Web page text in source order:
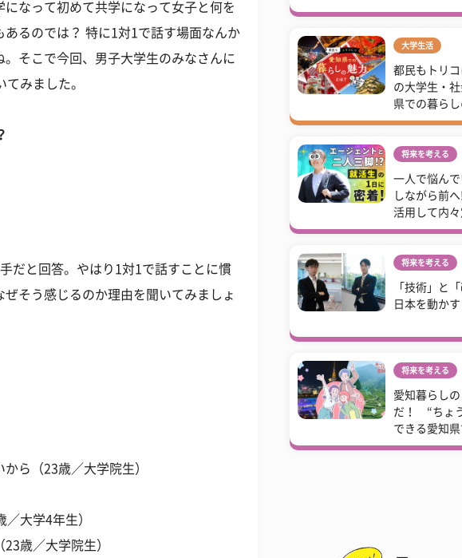
なって初めて共学になって女子と何を
るのでは？ 特に1対1で話す場面なんか
そこで今回、男子大学生のみなさんに
みました。
だと回答。やはり1対1で話すことに慣
そう感じるのか理由を聞いてみましょ
ら（23歳／大学院生）
大学4年生）
歳／大学院生）
大学生活
都民もトリ
の大学生・
県での暮らし
将来を考える
一人で悩ん
しながら前
活用して内々
将来を考える
「技術」と
日本を動かす
将来を考える
愛知暮らし
だ！ “ちょ
できる愛知県